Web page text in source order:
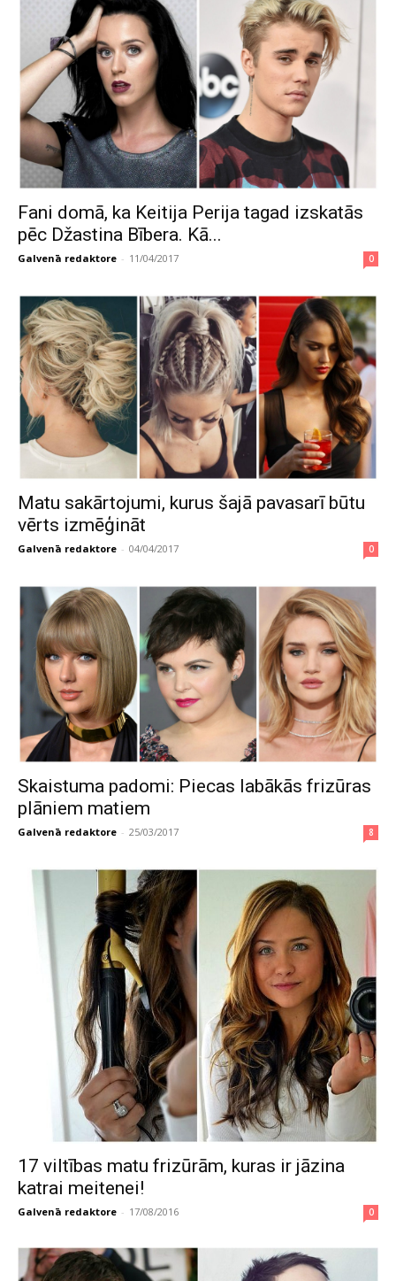
Fani domā, ka Keitija Perija tagad izskatās
pēc Džastina Bībera. Kā...
Galvenā redaktore - 11/04/2017 0
Matu sakārtojumi, kurus šajā pavasarī būtu
vērts izmēģināt
Galvenā redaktore - 04/04/2017 0
Skaistuma padomi: Piecas labākās frizūras
plāniem matiem
Galvenā redaktore - 25/03/2017 8
17 viltības matu frizūrām, kuras ir jāzina
katrai meitenei!
Galvenā redaktore - 17/08/2016 0